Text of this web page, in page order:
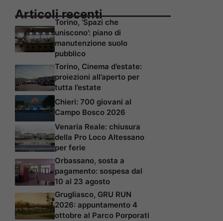
Articoli recenti
Torino, ‘Spazi che
uniscono’: piano di
manutenzione suolo
pubblico
Torino, Cinema d’estate:
proiezioni all’aperto per
tutta l’estate
Chieri: 700 giovani al
Campo Bosco 2026
Venaria Reale: chiusura
della Pro Loco Altessano
per ferie
Orbassano, sosta a
pagamento: sospesa dal
10 al 23 agosto
Grugliasco, GRU RUN
2026: appuntamento 4
ottobre al Parco Porporati